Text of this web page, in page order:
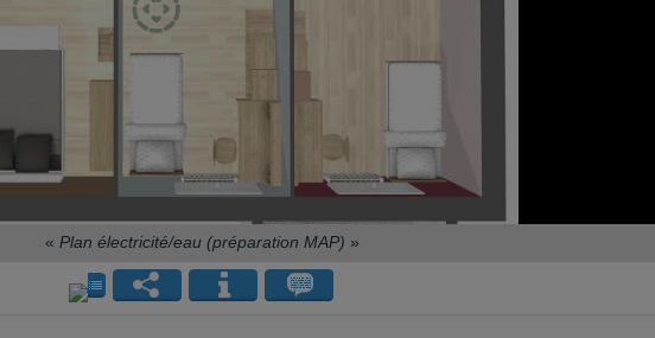
« Plan électricité/eau (préparation MAP) »